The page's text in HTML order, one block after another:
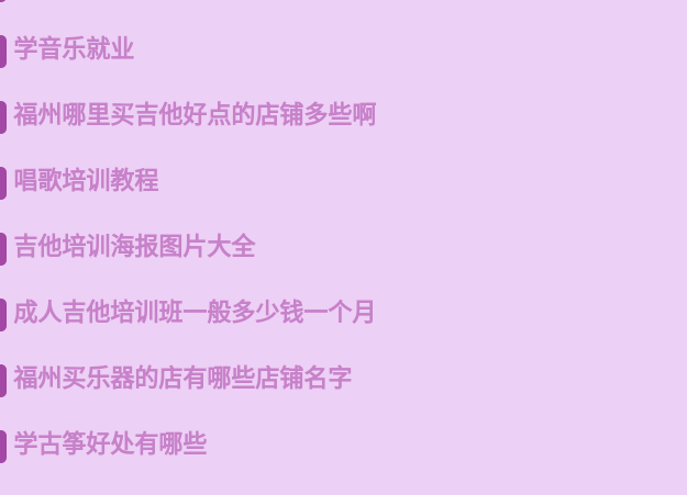
学音乐就业
福州哪里买吉他好点的店铺多些啊
唱歌培训教程
吉他培训海报图片大全
成人吉他培训班一般多少钱一个月
福州买乐器的店有哪些店铺名字
学古筝好处有哪些